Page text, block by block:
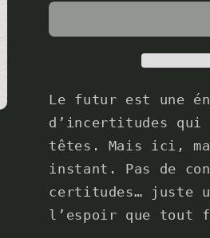
Le futur est une
d’incertitudes qui
têtes. Mais ici,
instant. Pas de
certitudes… juste
l’espoir que tout